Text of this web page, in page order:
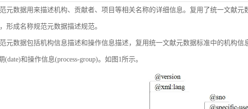
元数据用来描述机构、贡献者、项目等相关名称的详细信息。复用了统一文献
形成名称规范元数据描述规范。
元数据包括机构信息描述和操作信息描述，复用统一文献元数据标准中的机构信
(date)和操作信息(process-group)。如图1所示。